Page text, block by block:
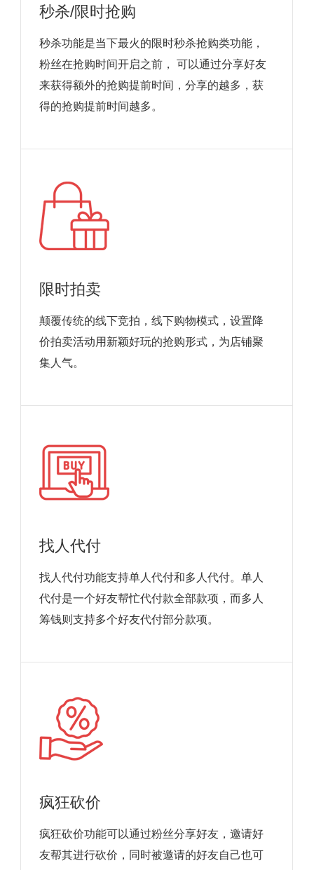
秒杀/限时抢购
秒杀功能是当下最火的限时秒杀抢购类功能，
粉丝在抢购时间开启之前， 可以通过分享好友
来获得额外的抢购提前时间，分享的越多，获
得的抢购提前时间越多。
限时拍卖
颠覆传统的线下竞拍，线下购物模式，设置降
价拍卖活动用新颖好玩的抢购形式，为店铺聚
集人气。
找人代付
找人代付功能支持单人代付和多人代付。单人
代付是一个好友帮忙代付款全部款项，而多人
筹钱则支持多个好友代付部分款项。
疯狂砍价
疯狂砍价功能可以通过粉丝分享好友，邀请好
友帮其进行砍价，同时被邀请的好友自己也可